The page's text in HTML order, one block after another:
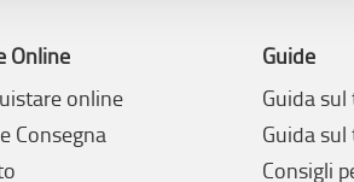
Online
online
Consegna
Guide
Guida
Guida
Consigli